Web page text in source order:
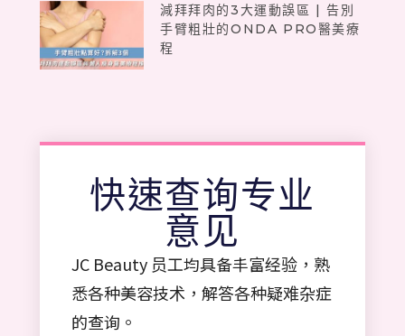
減拜拜肉的3大運動誤區 | 告別
手臂粗壯的ONDA PRO醫美療
程
快速查询专业
意见
JC Beauty 员工均具备丰富经验，熟
悉各种美容技术，解答各种疑难杂症
的查询。